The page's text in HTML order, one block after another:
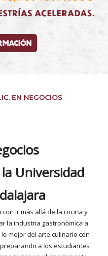
EN NEGOCIOS
Universidad
ir más allá de la cocina y
la industria gastronómica a
mejor del arte culinario con
a los estudiantes